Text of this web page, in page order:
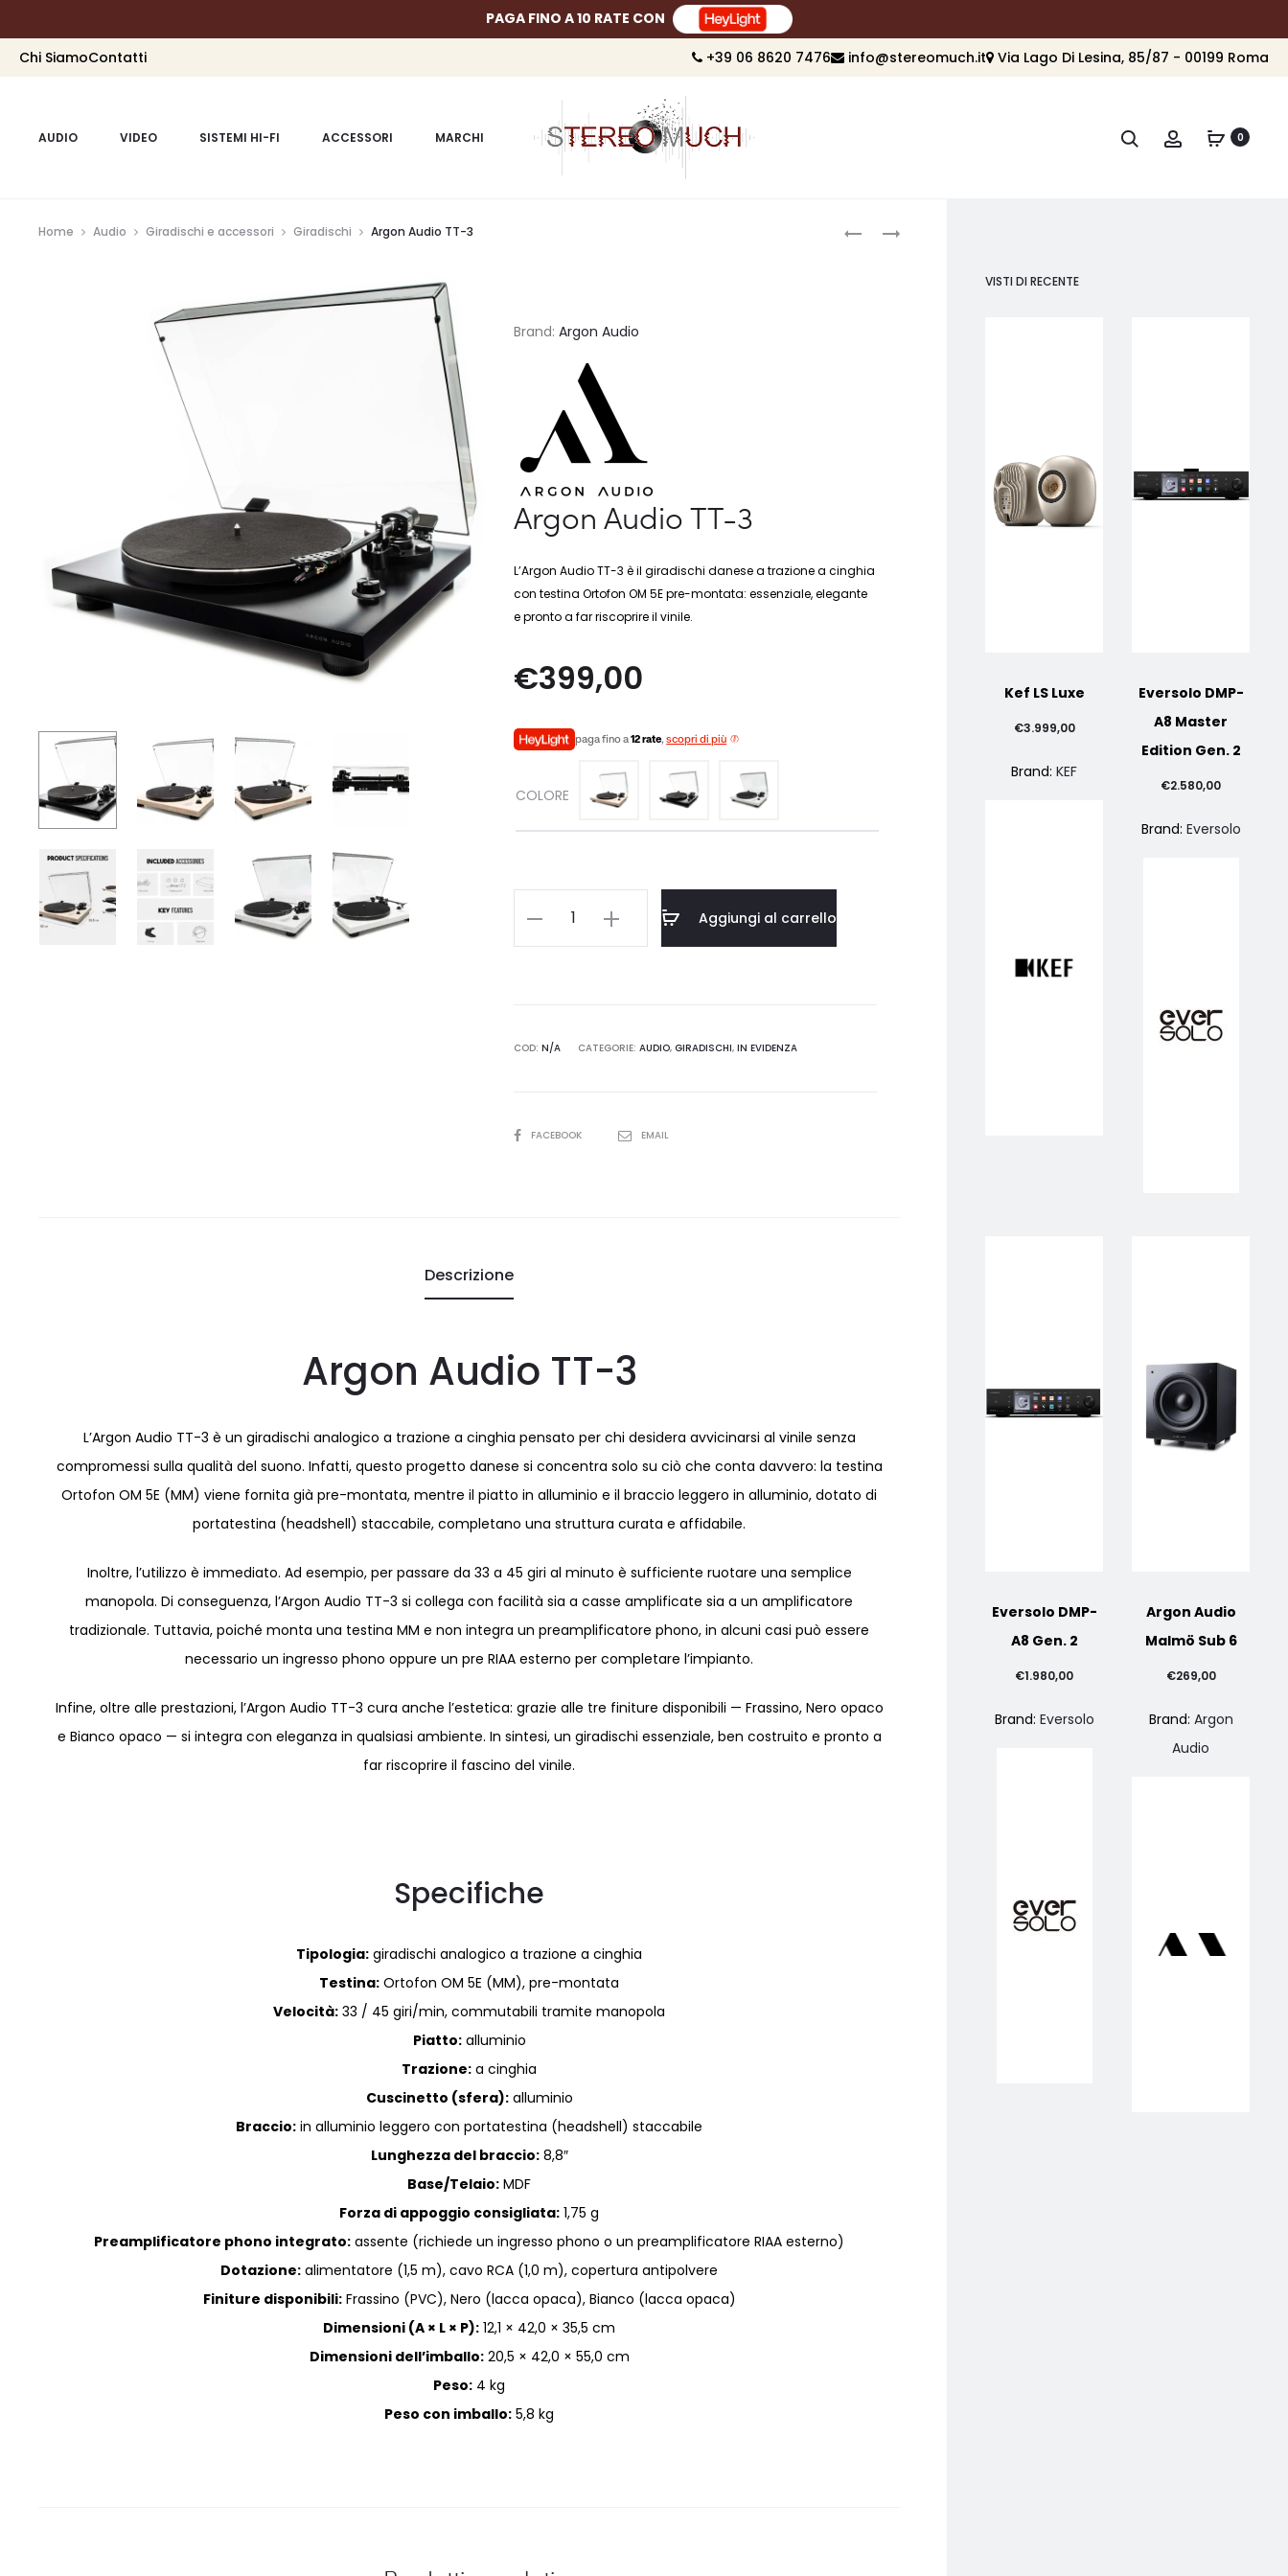
PAGA FINO A 10 RATE CON
Chi SiamoContatti +39 06 8620 7476 info@stereomuch.it Via Lago Di Lesina, 85/87 - 00199 Roma
AUDIO VIDEO SISTEMI HI-FI ACCESSORI MARCHI Cerca Account0
Product
navigation
ARGON
ARGON
Home Audio Giradischi e accessori Giradischi Argon Audio TT-3
Brand:Argon Audio
Argon Audio TT-3
L’Argon Audio TT-3 è il giradischi danese a trazione a cinghia
con testina Ortofon OM 5E pre-montata: essenziale, elegante
e pronto a far riscoprire il vinile.
€399,00
paga fino a12 rate,scopri di più
COLORE
Aggiungi al carrello
COD:N/A CATEGORIE:AUDIO,GIRADISCHI,IN EVIDENZA
SHAREFACEBOOK EMAIL
Descrizione
Argon Audio TT-3
L’Argon Audio TT-3 è un giradischi analogico a trazione a cinghia pensato per chi desidera avvicinarsi al vinile senza
compromessi sulla qualità del suono. Infatti, questo progetto danese si concentra solo su ciò che conta davvero: la testina
Ortofon OM 5E (MM) viene fornita già pre-montata, mentre il piatto in alluminio e il braccio leggero in alluminio, dotato di
portatestina (headshell) staccabile, completano una struttura curata e affidabile.
Inoltre, l’utilizzo è immediato. Ad esempio, per passare da 33 a 45 giri al minuto è sufficiente ruotare una semplice
manopola. Di conseguenza, l’Argon Audio TT-3 si collega con facilità sia a casse amplificate sia a un amplificatore
tradizionale. Tuttavia, poiché monta una testina MM e non integra un preamplificatore phono, in alcuni casi può essere
necessario un ingresso phono oppure un pre RIAA esterno per completare l’impianto.
Infine, oltre alle prestazioni, l’Argon Audio TT-3 cura anche l’estetica: grazie alle tre finiture disponibili — Frassino, Nero opaco
e Bianco opaco — si integra con eleganza in qualsiasi ambiente. In sintesi, un giradischi essenziale, ben costruito e pronto a
far riscoprire il fascino del vinile.
Specifiche
Tipologia: giradischi analogico a trazione a cinghia
Testina: Ortofon OM 5E (MM), pre-montata
Velocità: 33 / 45 giri/min, commutabili tramite manopola
Piatto:alluminio
Trazione: a cinghia
Cuscinetto (sfera):alluminio
Braccio: in alluminio leggero con portatestina (headshell) staccabile
Lunghezza del braccio:8,8″
Base/Telaio: MDF
Forza di appoggio consigliata: 1,75 g
Preamplificatore phono integrato: assente (richiede un ingresso phono o un preamplificatore RIAA esterno)
Dotazione: alimentatore (1,5 m), cavo RCA (1,0 m), copertura antipolvere
Finiture disponibili:Frassino (PVC), Nero (lacca opaca), Bianco (lacca opaca)
Dimensioni (A × L × P): 12,1 × 42,0 × 35,5 cm
Dimensioni dell’imballo:20,5 × 42,0 × 55,0 cm
Peso: 4 kg
Peso con imballo: 5,8 kg
VISTI DI RECENTE
Kef LS Luxe
€3.999,00
Brand:KEF
Eversolo DMP-
A8 Master
Edition Gen. 2
€2.580,00
Brand: Eversolo
Eversolo DMP-
A8 Gen. 2
€1.980,00
Brand: Eversolo
Argon Audio
Malmö Sub 6
€269,00
Brand: Argon
Audio